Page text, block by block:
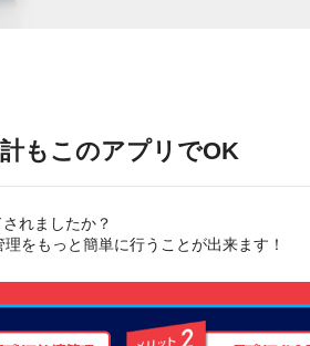
もこのアプリでOK
れましたか？
をもっと簡単に行うことが出来ます！